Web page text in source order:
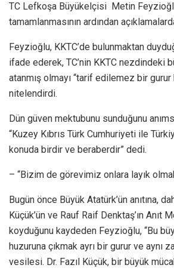
TC Lefkoşa Büyükelçisi Metin
tamamlanmasının ardından
Feyzioğlu, KKTC’de bulunmaktan
ifade ederek, TC’nin KKTC nezdindeki
atanmış olmayı “tarif edilemez bir gurur
nitelendirdi.
Dün güven mektubunu sunduğunu
“Kuzey Kıbrıs Türk Cumhuriyeti ile
konuda birdir ve beraberdir” dedi.
– “Bizim de görevimiz onlara layık
Bugün önce Büyük Atatürk’ün anıtına,
Küçük’ün ve Rauf Raif Denktaş’ın Anıt
koyduğunu kaydeden Feyzioğlu, “Bu
huzuruna çıkmak ayrı bir gurur ve aynı
vesilesi. Dr. Fazıl Küçük, bir büyük